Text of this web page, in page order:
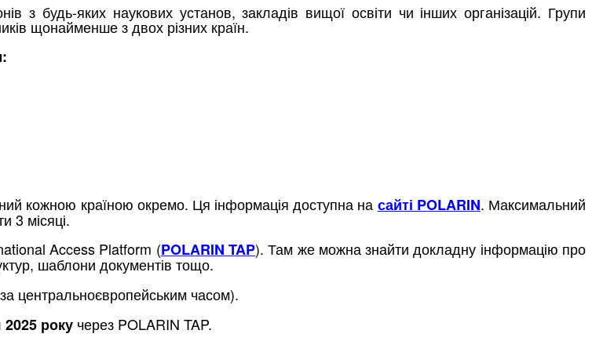
з будь-яких наукових установ, закладів вищої освіти чи інших організацій. Групи
щонайменше з двох різних країн.
кожною країною окремо. Ця інформація доступна на сайті POLARIN. Максимальний
3 місяці.
Access Platform (POLARIN TAP). Там же можна знайти докладну інформацію про
шаблони документів тощо.
центральноєвропейським часом).
2025 року через POLARIN TAP.